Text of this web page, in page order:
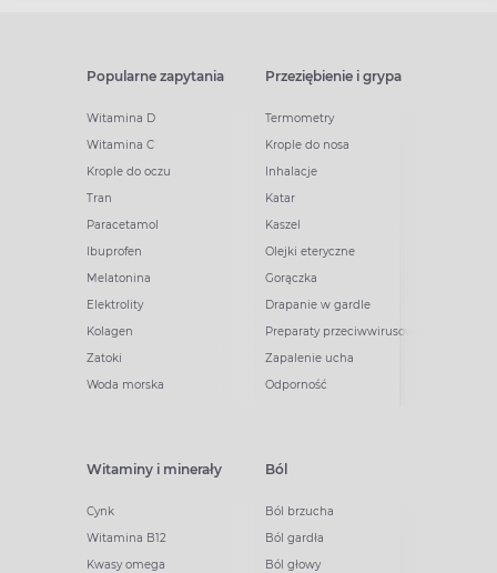
Popularne zapytania
Witamina D
Witamina C
Krople do oczu
Tran
Paracetamol
Ibuprofen
Melatonina
Elektrolity
Kolagen
Zatoki
Woda morska
Przeziębienie i grypa
Termometry
Krople do nosa
Inhalacje
Katar
Kaszel
Olejki eteryczne
Gorączka
Drapanie w gardle
Preparaty przeciwwirusowe
Zapalenie ucha
Odporność
Witaminy i minerały
Cynk
Witamina B12
Kwasy omega
Ból
Ból brzucha
Ból gardła
Ból głowy